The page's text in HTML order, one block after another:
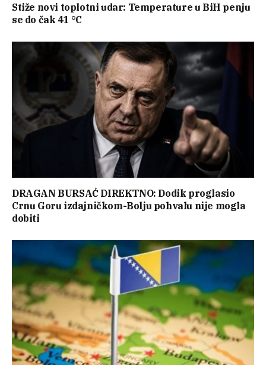
Stiže novi toplotni udar: Temperature u BiH penju
se do čak 41 °C
DRAGAN BURSAĆ DIREKTNO: Dodik proglasio
Crnu Goru izdajničkom-Bolju pohvalu nije mogla
dobiti